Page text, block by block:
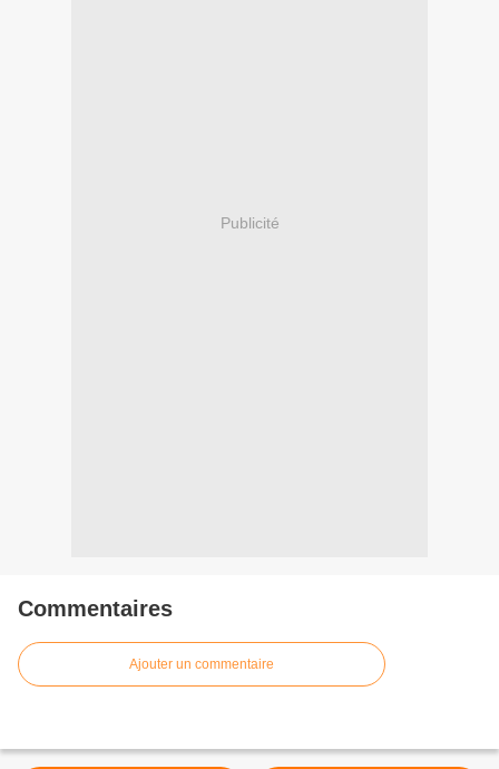
Publicité
Commentaires
Ajouter un commentaire